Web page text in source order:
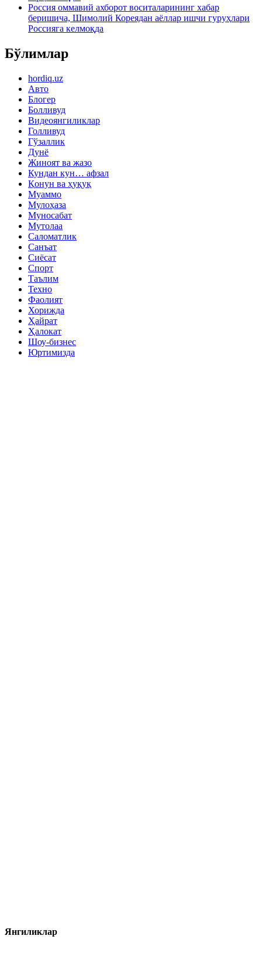
Россия оммавий ахборот воситаларининг хабар
беришича, Шимолий Кореядан аёллар ишчи гуруҳлари
Россияга келмоқда
Бўлимлар
hordiq.uz
Авто
Блогер
Болливуд
Видеоянгиликлар
Голливуд
Гўзаллик
Дунё
Жиноят ва жазо
Кундан кун… афзал
Қонун ва ҳуқуқ
Муаммо
Мулоҳаза
Муносабат
Мутолаа
Саломатлик
Санъат
Сиёсат
Спорт
Таълим
Техно
Фаолият
Хорижда
Ҳайрат
Ҳалокат
Шоу-бизнес
Юртимизда
Янгиликлар